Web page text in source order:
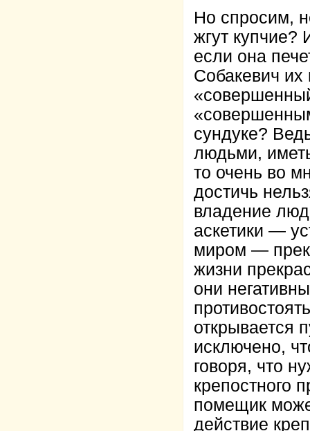
Но спросим,
жгут купчие?
если она
Собакевич
сундуке?
людьми,
то очень во
достичь
владение
аскетики —
миром —
жизни
они
открывается
исключено,
говоря, что
крепостного
помещик
действие